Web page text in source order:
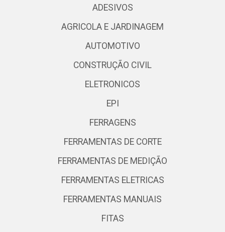
ADESIVOS
AGRICOLA E JARDINAGEM
AUTOMOTIVO
CONSTRUÇÃO CIVIL
ELETRONICOS
EPI
FERRAGENS
FERRAMENTAS DE CORTE
FERRAMENTAS DE MEDIÇÃO
FERRAMENTAS ELETRICAS
FERRAMENTAS MANUAIS
FITAS